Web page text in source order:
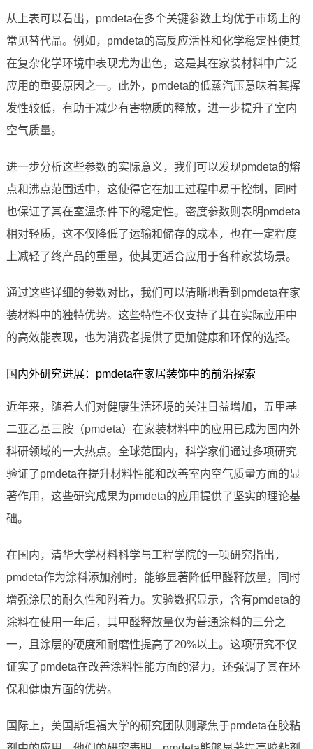
从上表可以看出，pmdeta在多个关键参数上均优于市场上的
常见替代品。例如，pmdeta的高反应活性和化学稳定性使其
在复杂化学环境中表现尤为出色，这是其在家装材料中广泛
应用的重要原因之一。此外，pmdeta的低蒸汽压意味着其挥
发性较低，有助于减少有害物质的释放，进一步提升了室内
空气质量。
进一步分析这些参数的实际意义，我们可以发现pmdeta的熔
点和沸点范围适中，这使得它在加工过程中易于控制，同时
也保证了其在室温条件下的稳定性。密度参数则表明pmdeta
相对轻质，这不仅降低了运输和储存的成本，也在一定程度
上减轻了终产品的重量，使其更适合应用于各种家装场景。
通过这些详细的参数对比，我们可以清晰地看到pmdeta在家
装材料中的独特优势。这些特性不仅支持了其在实际应用中
的高效能表现，也为消费者提供了更加健康和环保的选择。
国内外研究进展：pmdeta在家居装饰中的前沿探索
近年来，随着人们对健康生活环境的关注日益增加，五甲基
二亚乙基三胺（pmdeta）在家装材料中的应用已成为国内外
科研领域的一大热点。全球范围内，科学家们通过多项研究
验证了pmdeta在提升材料性能和改善室内空气质量方面的显
著作用，这些研究成果为pmdeta的应用提供了坚实的理论基
础。
在国内，清华大学材料科学与工程学院的一项研究指出，
pmdeta作为涂料添加剂时，能够显著降低甲醛释放量，同时
增强涂层的耐久性和附着力。实验数据显示，含有pmdeta的
涂料在使用一年后，其甲醛释放量仅为普通涂料的三分之
一，且涂层的硬度和耐磨性提高了20%以上。这项研究不仅
证实了pmdeta在改善涂料性能方面的潜力，还强调了其在环
保和健康方面的优势。
国际上，美国斯坦福大学的研究团队则聚焦于pmdeta在胶粘